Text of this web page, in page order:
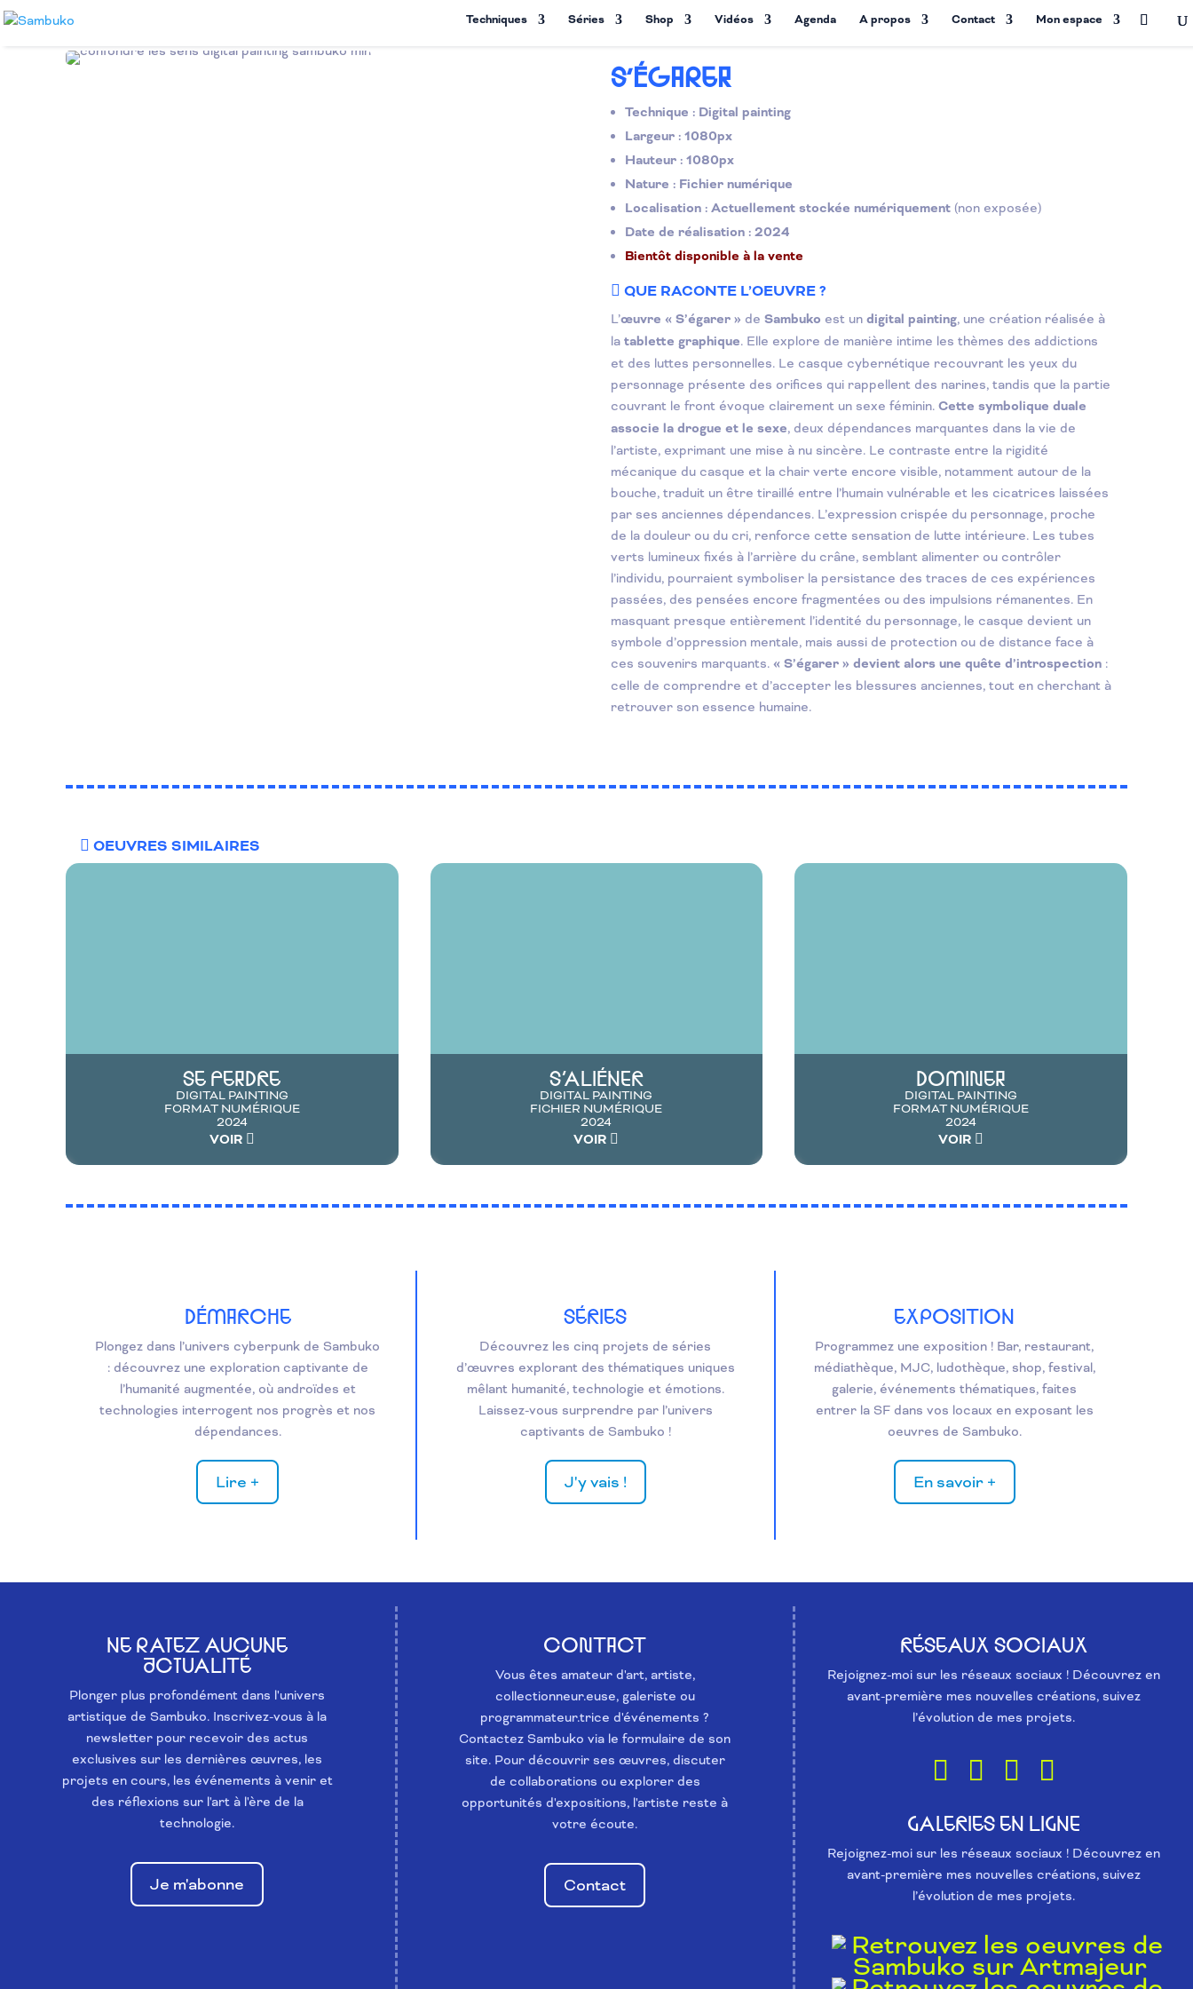
Techniques Séries Shop Vidéos Agenda A propos Contact Mon espace
S’ÉGARER
Technique : Digital painting
Largeur : 1080px
Hauteur : 1080px
Nature : Fichier numérique
Localisation : Actuellement stockée numériquement (non exposée)
Date de réalisation : 2024
Bientôt disponible à la vente
QUE RACONTE L’OEUVRE ?
L’œuvre « S’égarer » de Sambuko est un digital painting, une création réalisée à
la tablette graphique. Elle explore de manière intime les thèmes des addictions
et des luttes personnelles. Le casque cybernétique recouvrant les yeux du
personnage présente des orifices qui rappellent des narines, tandis que la partie
couvrant le front évoque clairement un sexe féminin. Cette symbolique duale
associe la drogue et le sexe, deux dépendances marquantes dans la vie de
l’artiste, exprimant une mise à nu sincère. Le contraste entre la rigidité
mécanique du casque et la chair verte encore visible, notamment autour de la
bouche, traduit un être tiraillé entre l’humain vulnérable et les cicatrices laissées
par ses anciennes dépendances. L’expression crispée du personnage, proche
de la douleur ou du cri, renforce cette sensation de lutte intérieure. Les tubes
verts lumineux fixés à l’arrière du crâne, semblant alimenter ou contrôler
l’individu, pourraient symboliser la persistance des traces de ces expériences
passées, des pensées encore fragmentées ou des impulsions rémanentes. En
masquant presque entièrement l’identité du personnage, le casque devient un
symbole d’oppression mentale, mais aussi de protection ou de distance face à
ces souvenirs marquants. « S’égarer » devient alors une quête d’introspection :
celle de comprendre et d’accepter les blessures anciennes, tout en cherchant à
retrouver son essence humaine.
OEUVRES SIMILAIRES
SE PERDRE
DIGITAL PAINTING
FORMAT NUMÉRIQUE
2024
VOIR
S'ALIÉNER
DIGITAL PAINTING
FICHIER NUMÉRIQUE
2024
VOIR
DOMINER
DIGITAL PAINTING
FORMAT NUMÉRIQUE
2024
VOIR
DÉMARCHE
Plongez dans l’univers cyberpunk de Sambuko
: découvrez une exploration captivante de
l’humanité augmentée, où androïdes et
technologies interrogent nos progrès et nos
dépendances.
Lire +
SÉRIES
Découvrez les cinq projets de séries
d’œuvres explorant des thématiques uniques
mêlant humanité, technologie et émotions.
Laissez-vous surprendre par l’univers
captivants de Sambuko !
J'y vais !
EXPOSITION
Programmez une exposition ! Bar, restaurant,
médiathèque, MJC, ludothèque, shop, festival,
galerie, événements thématiques, faites
entrer la SF dans vos locaux en exposant les
oeuvres de Sambuko.
En savoir +
NE RATEZ AUCUNE
ACTUALITÉ
Plonger plus profondément dans l'univers
artistique de Sambuko. Inscrivez-vous à la
newsletter pour recevoir des actus
exclusives sur les dernières œuvres, les
projets en cours, les événements à venir et
des réflexions sur l'art à l'ère de la
technologie.
Je m'abonne
CONTACT
Vous êtes amateur d'art, artiste,
collectionneur.euse, galeriste ou
programmateur.trice d'événements ?
Contactez Sambuko via le formulaire de son
site. Pour découvrir ses œuvres, discuter
de collaborations ou explorer des
opportunités d'expositions, l'artiste reste à
votre écoute.
Contact
RÉSEAUX SOCIAUX
Rejoignez-moi sur les réseaux sociaux ! Découvrez en
avant-première mes nouvelles créations, suivez
l’évolution de mes projets.
GALERIES EN LIGNE
Rejoignez-moi sur les réseaux sociaux ! Découvrez en
avant-première mes nouvelles créations, suivez
l’évolution de mes projets.